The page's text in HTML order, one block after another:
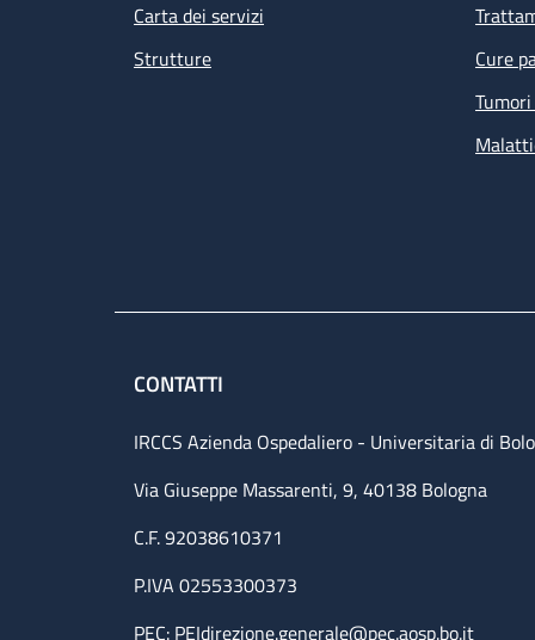
Carta dei servizi
Strutture
Cure
CONTATTI
IRCCS Azienda Ospedaliero - Universitaria di
Via Giuseppe Massarenti, 9, 40138 Bologna
C.F. 92038610371
P.IVA 02553300373
PEC: PEIdirezione.generale@pec.aosp.bo.it